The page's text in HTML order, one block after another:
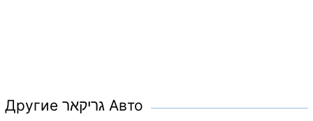
Другие גריקאר Авто